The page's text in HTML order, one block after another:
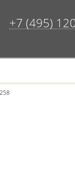
+7 (495)